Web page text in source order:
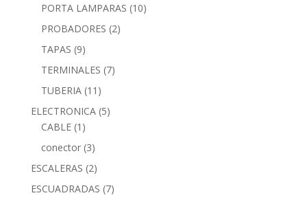
PORTA LAMPARAS (10)
PROBADORES (2)
TAPAS (9)
TERMINALES (7)
TUBERIA (11)
ELECTRONICA (5)
CABLE (1)
conector (3)
ESCALERAS (2)
ESCUADRADAS (7)